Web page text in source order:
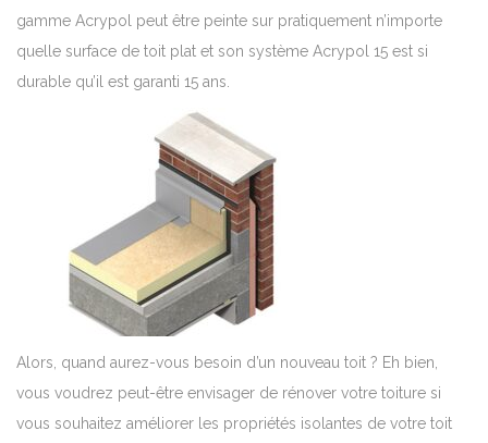
gamme Acrypol peut être peinte sur pratiquement n’importe
quelle surface de toit plat et son système Acrypol 15 est si
durable qu’il est garanti 15 ans.
Alors, quand aurez-vous besoin d’un nouveau toit ? Eh bien,
vous voudrez peut-être envisager de rénover votre toiture si
vous souhaitez améliorer les propriétés isolantes de votre toit